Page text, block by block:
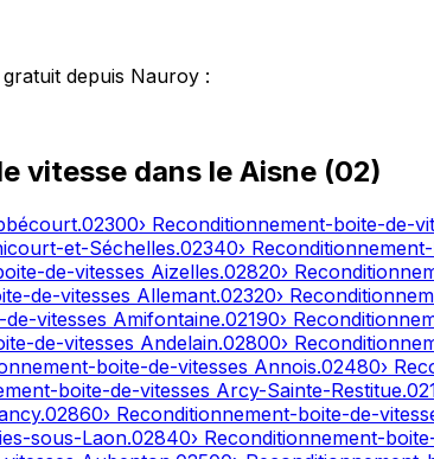
depuis Nauroy :
vitesse dans le Aisne (02)
.02300› Reconditionnement-boite-de-
et-Séchelles.02340›
de-vitesses Aizelles.02820›
de-vitesses Allemant.02320›
vitesses Amifontaine.02190›
de-vitesses Andelain.02800›
boite-de-vitesses Annois.02480›
boite-de-vitesses Arcy-Sainte-Restitue.
.02860› Reconditionnement-boite-de-
sous-Laon.02840› Reconditionnement-